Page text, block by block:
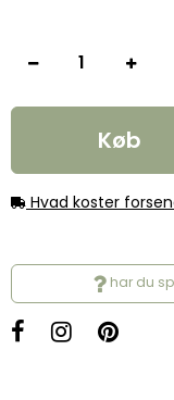
Køb
Hvad koster
har du